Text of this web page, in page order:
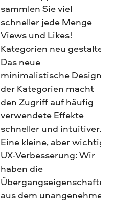
sammlen Sie viel
schneller jede Menge
Views und Likes!
Kategorien neu gestaltet.
Das neue
minimalistische Design
der Kategorien macht
den Zugriff auf häufig
verwendete Effekte
schneller und intuitiver.
Eine kleine, aber wichtige
UX-Verbesserung: Wir
haben die
Übergangseigenschaften
aus dem unangenehmen